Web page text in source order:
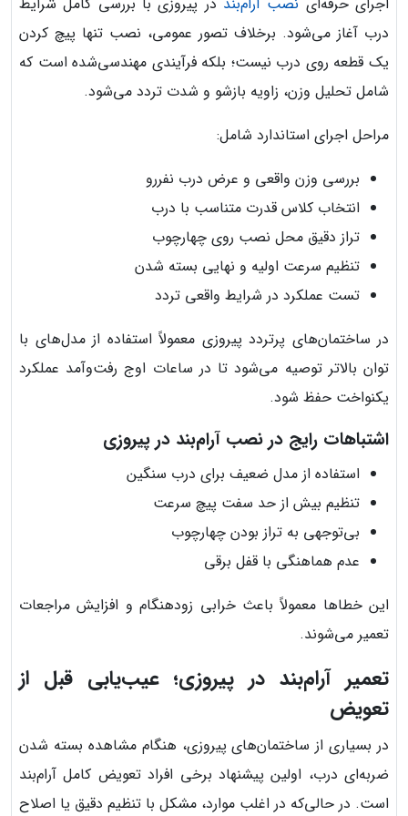
درب آغاز می‌شود. برخلاف تصور عمومی، نصب تنها پیچ کردن
یک قطعه روی درب نیست؛ بلکه فرآیندی مهندسی‌شده است که
شامل تحلیل وزن، زاویه بازشو و شدت تردد می‌شود.
مراحل اجرای استاندارد شامل:
بررسی وزن واقعی و عرض درب نفررو
انتخاب کلاس قدرت متناسب با درب
تراز دقیق محل نصب روی چهارچوب
تنظیم سرعت اولیه و نهایی بسته شدن
تست عملکرد در شرایط واقعی تردد
در ساختمان‌های پرتردد پیروزی معمولاً استفاده از مدل‌های با
توان بالاتر توصیه می‌شود تا در ساعات اوج رفت‌وآمد عملکرد
یکنواخت حفظ شود.
اشتباهات رایج در نصب آرام‌بند در پیروزی
استفاده از مدل ضعیف برای درب سنگین
تنظیم بیش از حد سفت پیچ سرعت
بی‌توجهی به تراز بودن چهارچوب
عدم هماهنگی با قفل برقی
این خطاها معمولاً باعث خرابی زودهنگام و افزایش مراجعات
تعمیر می‌شوند.
تعمیر آرام‌بند در پیروزی؛ عیب‌یابی قبل از
تعویض
در بسیاری از ساختمان‌های پیروزی، هنگام مشاهده بسته شدن
ضربه‌ای درب، اولین پیشنهاد برخی افراد تعویض کامل آرام‌بند
است. در حالی‌که در اغلب موارد، مشکل با تنظیم دقیق یا اصلاح